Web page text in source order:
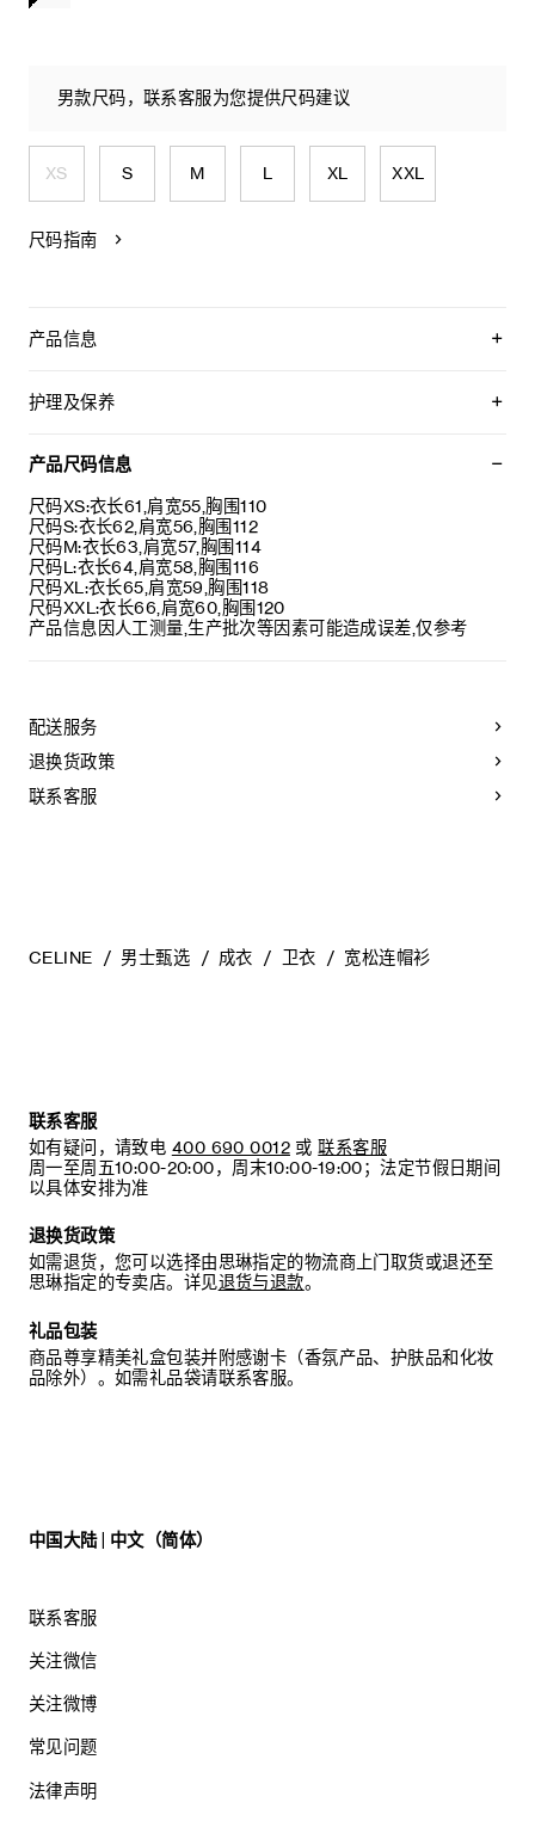
男款尺码，联系客服为您提供尺码建议
XS S M L XL XXL
尺码指南
产品信息
CELINE PARIS TRIOMPHE印花
1个袋鼠式口袋
意大利制造
编号：RY0JH670Q.38AW
护理及保养
仅使用不含漂白剂的洗衣产品。
最高熨烫温度：110°C / 230°F
不可使用蒸汽。
不可干洗。
产品尺码信息
尺码XS:衣长61,肩宽55,胸围110
尺码S:衣长62,肩宽56,胸围112
尺码M:衣长63,肩宽57,胸围114
尺码L:衣长64,肩宽58,胸围116
尺码XL:衣长65,肩宽59,胸围118
尺码XXL:衣长66,肩宽60,胸围120
产品信息因人工测量,生产批次等因素可能造成误差,仅参考
配送服务
退换货政策
联系客服
CELINE 男士甄选 成衣 卫衣 宽松连帽衫
联系客服
如有疑问，请致电 400 690 0012 或 联系客服
周一至周五10:00-20:00，周末10:00-19:00；法定节假日期间
以具体安排为准
退换货政策
如需退货，您可以选择由思琳指定的物流商上门取货或退还至
思琳指定的专卖店。详见退货与退款。
礼品包装
商品尊享精美礼盒包装并附感谢卡（香氛产品、护肤品和化妆
品除外）。如需礼品袋请联系客服。
中国大陆 | 中文（简体）
联系客服
关注微信
关注微博
常见问题
法律声明